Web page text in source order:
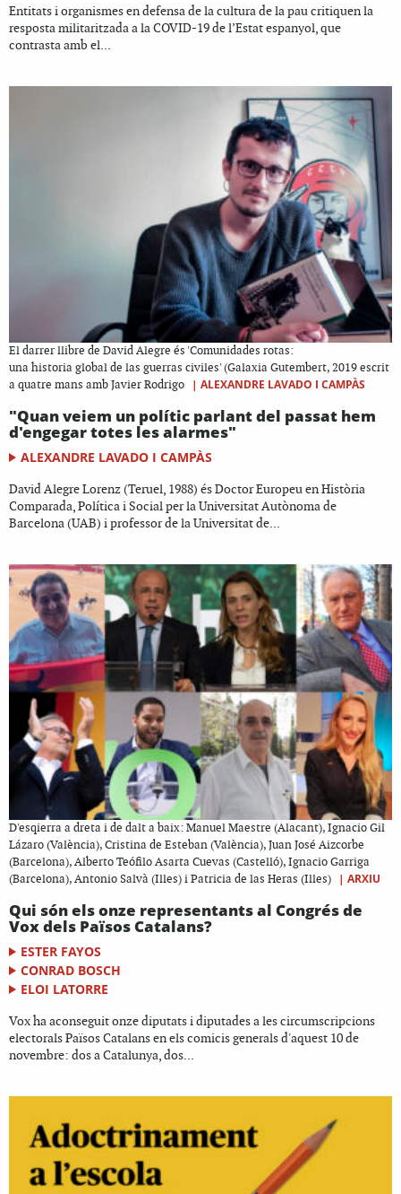
Entitats i organismes en defensa de la cultura de la pau critiquen la
resposta militaritzada a la COVID-19 de l’Estat espanyol, que
contrasta amb el...
El darrer llibre de David Alegre és 'Comunidades rotas:
una historia global de las guerras civiles' (Galaxia Gutembert, 2019 escrit
a quatre mans amb Javier Rodrigo
| ALEXANDRE LAVADO I CAMPÀS
"Quan veiem un polític parlant del passat hem
d'engegar totes les alarmes"
ALEXANDRE LAVADO I CAMPÀS
David Alegre Lorenz (Teruel, 1988) és Doctor Europeu en Història
Comparada, Política i Social per la Universitat Autònoma de
Barcelona (UAB) i professor de la Universitat de...
D'esqierra a dreta i de dalt a baix: Manuel Maestre (Alacant), Ignacio Gil
Lázaro (València), Cristina de Esteban (València), Juan José Aizcorbe
(Barcelona), Alberto Teófilo Asarta Cuevas (Castelló), Ignacio Garriga
(Barcelona), Antonio Salvà (Illes) i Patricia de las Heras (Illes)
| ARXIU
Qui són els onze representants al Congrés de
Vox dels Països Catalans?
ESTER FAYOS
CONRAD BOSCH
ELOI LATORRE
Vox ha aconseguit onze diputats i diputades a les circumscripcions
electorals Països Catalans en els comicis generals d'aquest 10 de
novembre: dos a Catalunya, dos...